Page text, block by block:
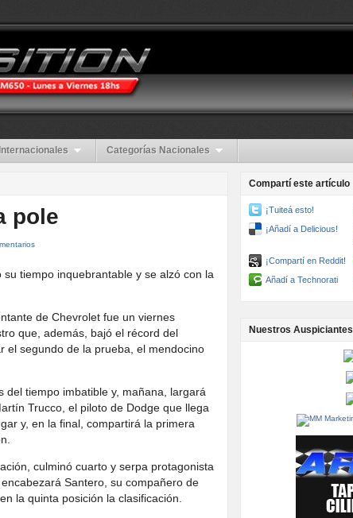
Categorías Nacionales
pole
tiempo inquebrantable y se alzó con la
de Chevrolet fue un viernes
que, además, bajó el récord del
el segundo de la prueba, el mendocino
del tiempo imbatible y, mañana, largará
Trucco, el piloto de Dodge que llega
y, en la final, compartirá la primera
culminó cuarto y serpa protagonista
Santero, su compañero de
la quinta posición la clasificación.
Compartí este artículo
¡Tuiteá esto!
¡Añadí a Delicious!
¡Compartí en Reddit!
Añadí a Technorati
Nuestros Auspiciantes